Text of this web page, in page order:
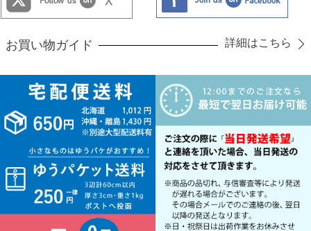
お買い物ガイド 詳細はこちら